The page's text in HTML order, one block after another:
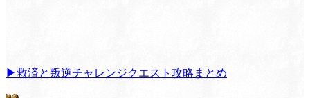
▶救済と叛逆チャレンジクエスト攻略まとめ